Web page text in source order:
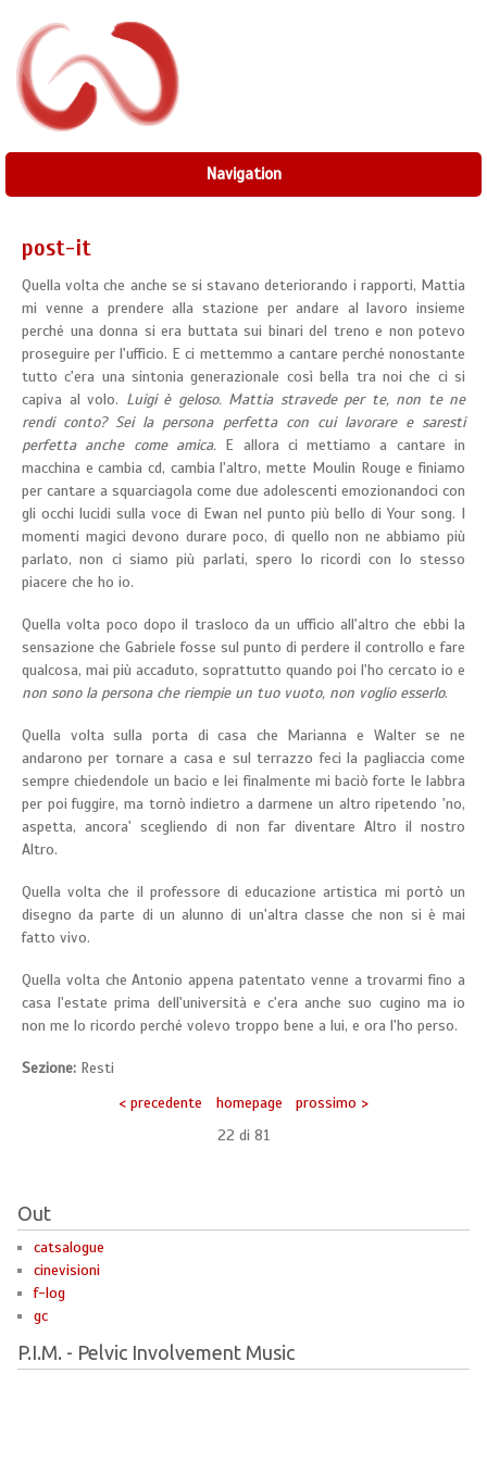
Navigation
post-it
Quella volta che anche se si stavano deteriorando i rapporti, Mattia
mi venne a prendere alla stazione per andare al lavoro insieme
perché una donna si era buttata sui binari del treno e non potevo
proseguire per l'ufficio. E ci mettemmo a cantare perché nonostante
tutto c'era una sintonia generazionale così bella tra noi che ci si
capiva al volo. Luigi è geloso. Mattia stravede per te, non te ne
rendi conto? Sei la persona perfetta con cui lavorare e saresti
perfetta anche come amica.E allora ci mettiamo a cantare in
macchina e cambia cd, cambia l'altro, mette Moulin Rouge e finiamo
per cantare a squarciagola come due adolescenti emozionandoci con
gli occhi lucidi sulla voce di Ewan nel punto più bello di Your song. I
momenti magici devono durare poco, di quello non ne abbiamo più
parlato, non ci siamo più parlati, spero lo ricordi con lo stesso
piacere che ho io.
Quella volta poco dopo il trasloco da un ufficio all'altro che ebbi la
sensazione che Gabriele fosse sul punto di perdere il controllo e fare
qualcosa, mai più accaduto, soprattutto quando poi l'ho cercato io e
non sono la persona che riempie un tuo vuoto, non voglio esserlo.
Quella volta sulla porta di casa che Marianna e Walter se ne
andarono per tornare a casa e sul terrazzo feci la pagliaccia come
sempre chiedendole un bacio e lei finalmente mi baciò forte le labbra
per poi fuggire, ma tornò indietro a darmene un altro ripetendo 'no,
aspetta, ancora' scegliendo di non far diventare Altro il nostro
Altro.
Quella volta che il professore di educazione artistica mi portò un
disegno da parte di un alunno di un'altra classe che non si è mai
fatto vivo.
Quella volta che Antonio appena patentato venne a trovarmi fino a
casa l'estate prima dell'università e c'era anche suo cugino ma io
non me lo ricordo perché volevo troppo bene a lui, e ora l'ho perso.
Sezione: Resti
< precedente
homepage
prossimo >
22 di 81
Out
catsalogue
cinevisioni
f-log
gc
P.I.M. - Pelvic Involvement Music